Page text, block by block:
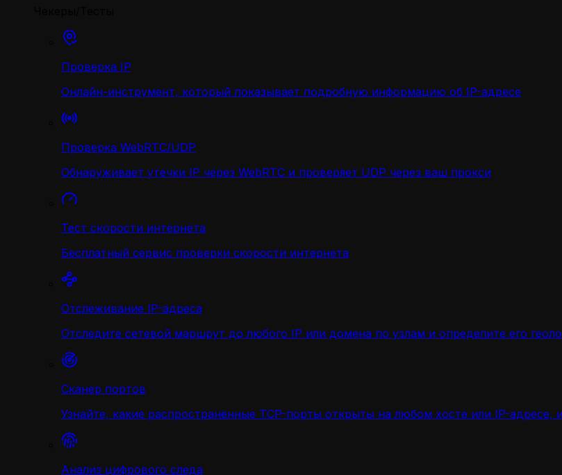
Проверка IP
Онлайн-инструмент, который показывает подробную информацию об IP-адресе
Проверка WebRTC/UDP
Обнаруживает утечки IP через WebRTC и проверяет UDP через ваш прокси
Тест скорости интернета
Бесплатный сервис проверки скорости интернета
Отслеживание IP-адреса
Отследите сетевой маршрут до любого IP или домена по узлам и определите его
Сканер портов
Узнайте, какие распространённые TCP-порты открыты на любом хосте или IP-
Анализ цифрового следа